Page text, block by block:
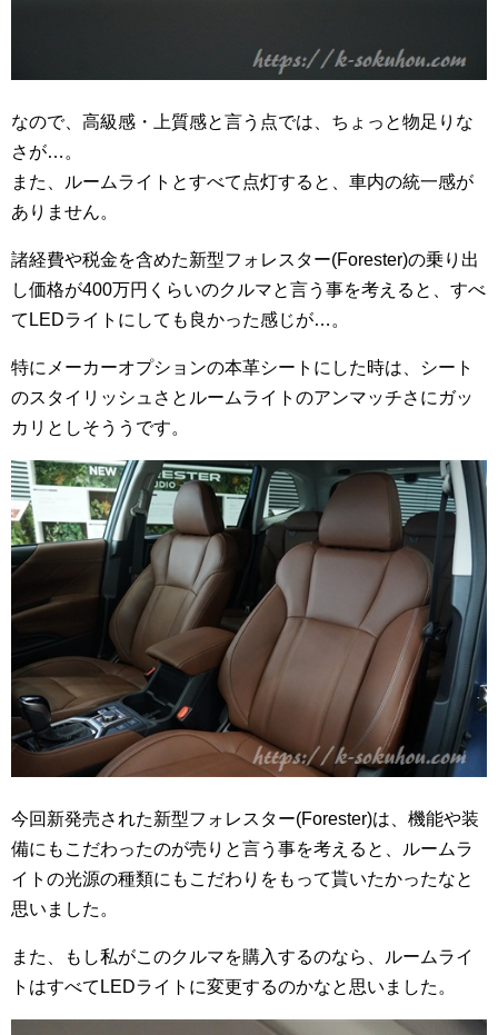
なので、高級感・上質感と言う点では、ちょっと物足りな
さが…。
また、ルームライトとすべて点灯すると、車内の統一感が
ありません。
諸経費や税金を含めた新型フォレスター(Forester)の乗り出
し価格が400万円くらいのクルマと言う事を考えると、すべ
てLEDライトにしても良かった感じが…。
特にメーカーオプションの本革シートにした時は、シート
のスタイリッシュさとルームライトのアンマッチさにガッ
カリとしそううです。
今回新発売された新型フォレスター(Forester)は、機能や装
備にもこだわったのが売りと言う事を考えると、ルームラ
イトの光源の種類にもこだわりをもって貰いたかったなと
思いました。
また、もし私がこのクルマを購入するのなら、ルームライ
トはすべてLEDライトに変更するのかなと思いました。